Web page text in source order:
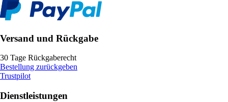
Versand und Rückgabe
30 Tage Rückgaberecht
Bestellung zurückgeben
Trustpilot
Dienstleistungen